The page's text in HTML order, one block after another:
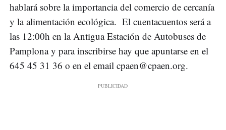
hablará sobre la importancia del comercio de cercanía
y la alimentación ecológica. El cuentacuentos será a
las 12:00h en la Antigua Estación de Autobuses de
Pamplona y para inscribirse hay que apuntarse en el
645 45 31 36 o en el email cpaen@cpaen.org.